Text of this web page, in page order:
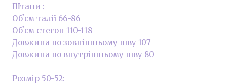
Штани :
Обʼєм талії 66-86
Обʼєм стегон 110-118
Довжина по зовнішньому шву 107
Довжина по внутрішньому шву 80
Розмір 50-52: